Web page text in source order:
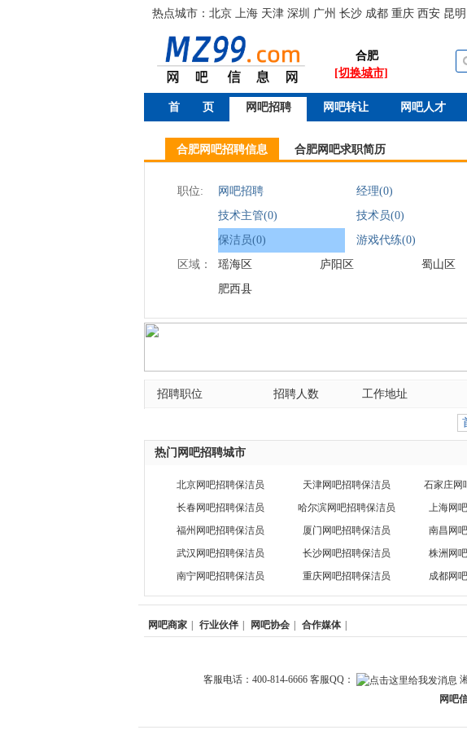
热点城市： 北京 上海 天津 深圳 广州 长沙 成都 重庆 西安 昆明
合肥
[切换城市]
首 页 网吧招聘 网吧转让 网吧人才
合肥网吧求职简历
合肥网吧招聘信息
职位: 网吧招聘 经理(0)
技术主管(0)
技术员(0)
保洁员(0)
游戏代练(0)
区域：
瑶海区 庐阳区 蜀山区
肥西县
招聘职位 招聘人数 工作地址
热门网吧招聘城市
北京网吧招聘保洁员 天津网吧招聘保洁员 石家庄网
长春网吧招聘保洁员
哈尔滨网吧招聘保洁员 上海网
福州网吧招聘保洁员
厦门网吧招聘保洁员 南昌网
武汉网吧招聘保洁员
长沙网吧招聘保洁员 株洲网
南宁网吧招聘保洁员
重庆网吧招聘保洁员 成都网
网吧商家 行业伙伴 网吧协会 合作媒体
客服电话：400-814-6666 客服QQ：
网吧